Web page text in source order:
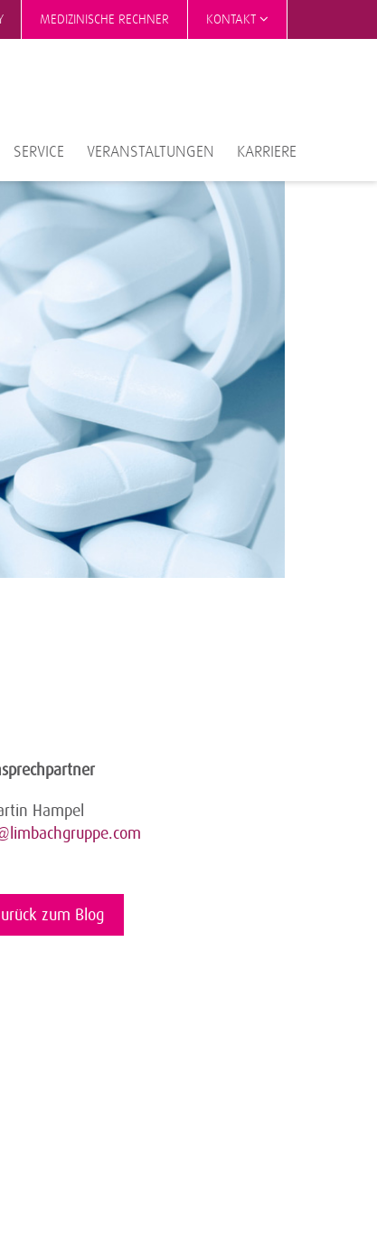
MEDIZINISCHE RECHNER KONTAKT
SERVICE VERANSTALTUNGEN KARRIERE
Hampel
zum Blog